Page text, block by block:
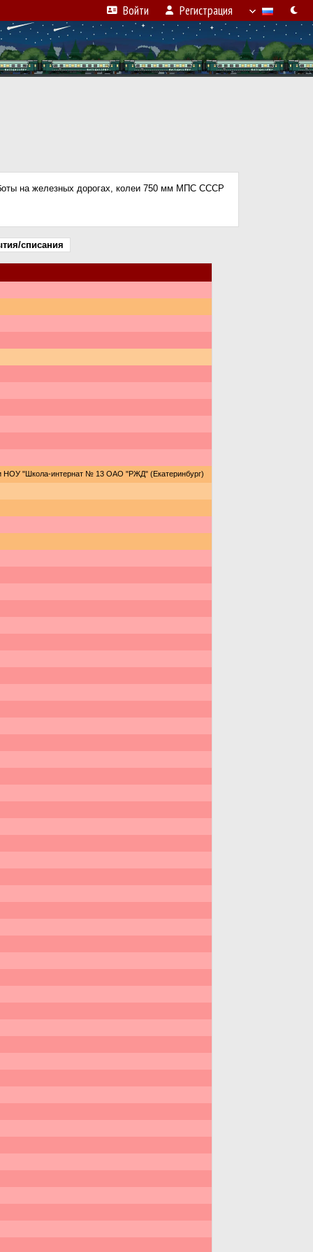
Войти Регистрация
на железных дорогах, колеи 750 мм МПС СССР
списания
НОУ "Школа-интернат № 13 ОАО "РЖД" (Екатеринбург)